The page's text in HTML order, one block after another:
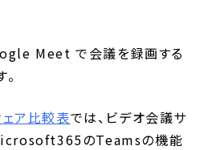
Meet で会議を録画する
ア比較表では、ビデオ会議サ
のTeamsの機能